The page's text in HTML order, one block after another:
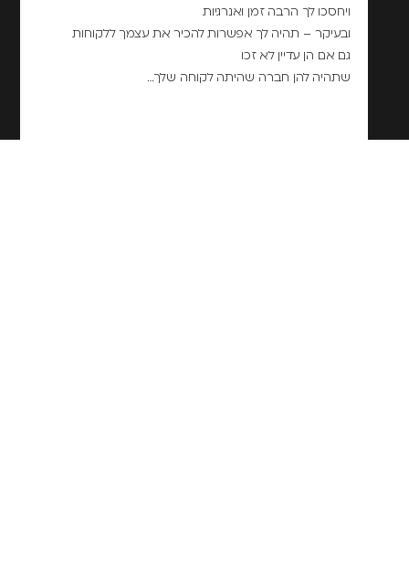
ויחסכו לך הרבה זמן ואנרגיות
ובעיקר – תהיה לך אפשרות להכיר את עצמך ללקוחות
גם אם הן עדיין לא זכו
שתהיה להן חברה שהיתה לקוחה שלך…